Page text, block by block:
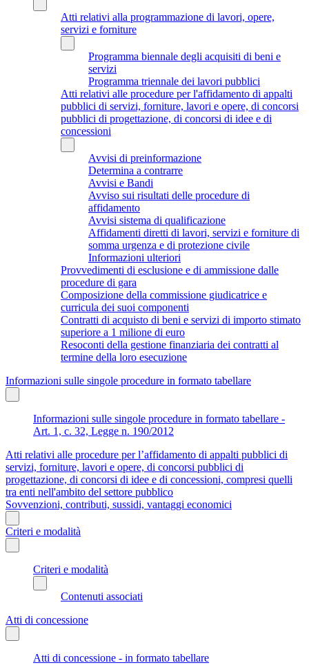
Atti relativi alla programmazione di lavori, opere,
servizi e forniture
Programma biennale degli acquisiti di beni e
servizi
Programma triennale dei lavori pubblici
Atti relativi alle procedure per l'affidamento di appalti
pubblici di servizi, forniture, lavori e opere, di concorsi
pubblici di progettazione, di concorsi di idee e di
concessioni
Avvisi di preinformazione
Determina a contrarre
Avvisi e Bandi
Avviso sui risultati delle procedure di
affidamento
Avvisi sistema di qualificazione
Affidamenti diretti di lavori, servizi e forniture di
somma urgenza e di protezione civile
Informazioni ulteriori
Provvedimenti di esclusione e di ammissione dalle
procedure di gara
Composizione della commissione giudicatrice e
curricula dei suoi componenti
Contratti di acquisto di beni e servizi di importo stimato
superiore a 1 milione di euro
Resoconti della gestione finanziaria dei contratti al
termine della loro esecuzione
Informazioni sulle singole procedure in formato tabellare
Informazioni sulle singole procedure in formato tabellare -
Art. 1, c. 32, Legge n. 190/2012
Atti relativi alle procedure per l’affidamento di appalti pubblici di
servizi, forniture, lavori e opere, di concorsi pubblici di
progettazione, di concorsi di idee e di concessioni, compresi quelli
tra enti nell'ambito del settore pubblico
Sovvenzioni, contributi, sussidi, vantaggi economici
Criteri e modalità
Criteri e modalità
Contenuti associati
Atti di concessione
Atti di concessione - in formato tabellare